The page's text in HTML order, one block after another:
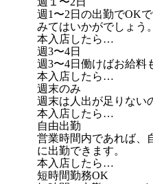
週1〜2日の出勤でOK
みてはいかがでしょう。
本入店したら…
週3〜4日
週3〜4日働けばお給料
本入店したら…
週末のみ
週末は人出が足りない
本入店したら…
自由出勤
営業時間内であれば、
に出勤できます。
本入店したら…
短時間勤務OK